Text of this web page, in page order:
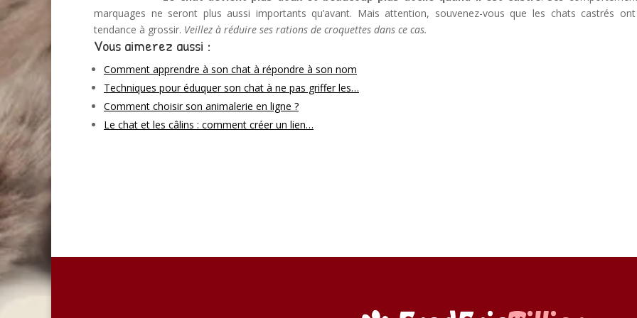
marquages ne seront plus aussi importants qu’avant. Mais attention, souvenez-vous que les chats castrés
tendance à grossir. Veillez à réduire ses rations de croquettes dans ce cas.
Vous aimerez aussi :
Comment apprendre à son chat à répondre à son nom
Techniques pour éduquer son chat à ne pas griffer les…
Comment choisir son animalerie en ligne ?
Le chat et les câlins : comment créer un lien…